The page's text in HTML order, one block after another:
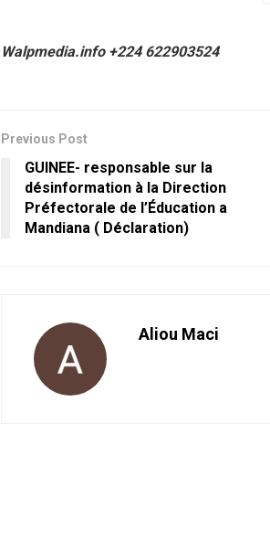
Walpmedia.info +224 622903524
Previous Post
GUINEE- responsable sur la
désinformation à la Direction
Préfectorale de l’Éducation a
Mandiana ( Déclaration)
Aliou Maci